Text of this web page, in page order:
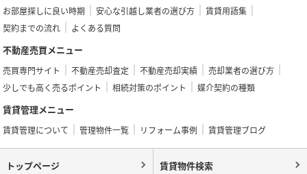
お部屋探しに良い時期
安心な引越し業者の選び方
賃貸用語集
契約までの流れ
よくある質問
不動産売買メニュー
売買専門サイト 不動産売却査定 不動産売却実績
売却業者の選び方
少しでも高く売るポイント
相続対策のポイント 媒介契約の種類
賃貸管理メニュー
賃貸管理について 管理物件一覧 リフォーム事例 賃貸管理ブログ
トップページ 賃貸物件検索